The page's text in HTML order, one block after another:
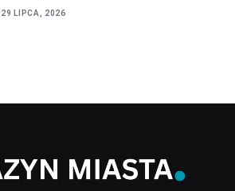
29 LIPCA, 2026